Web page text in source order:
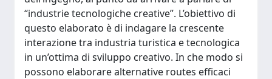
“industrie tecnologiche creative”. L’obiettivo di
questo elaborato è di indagare la crescente
interazione tra industria turistica e tecnologica
in un’ottima di sviluppo creativo. In che modo si
possono elaborare alternative routes efficaci